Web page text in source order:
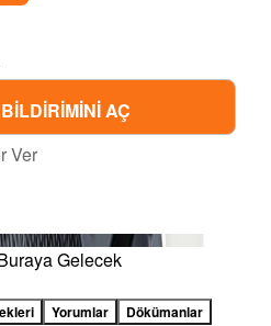
AÇ
Ver
Gelecek
Yorumlar
Dökümanlar